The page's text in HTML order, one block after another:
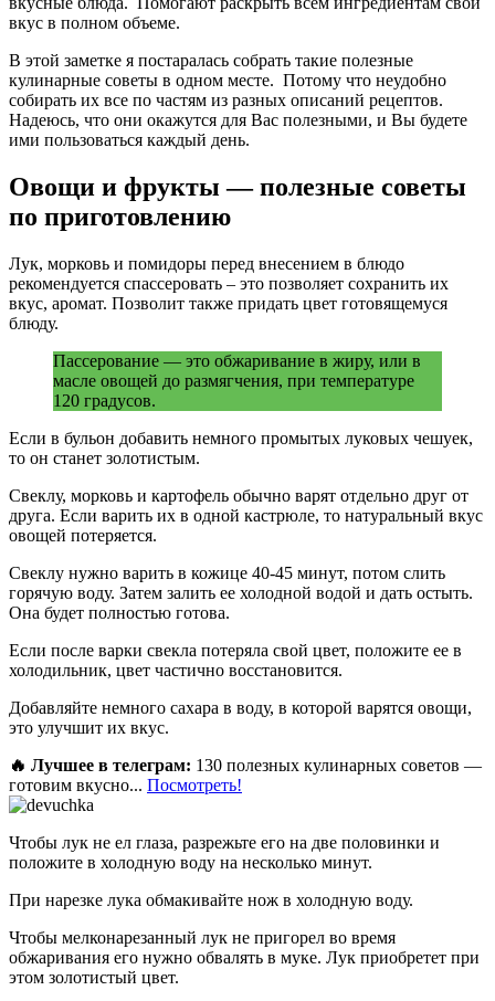
вкус в полном объеме.
В этой заметке я постаралась собрать такие полезные
кулинарные советы в одном месте. Потому что неудобно
собирать их все по частям из разных описаний рецептов.
Надеюсь, что они окажутся для Вас полезными, и Вы будете
ими пользоваться каждый день.
Овощи и фрукты — полезные советы
по приготовлению
Лук, морковь и помидоры перед внесением в блюдо
рекомендуется спассеровать – это позволяет сохранить их
вкус, аромат. Позволит также придать цвет готовящемуся
блюду.
Пассерование — это обжаривание в жиру, или в
масле овощей до размягчения, при температуре
120 градусов.
Если в бульон добавить немного промытых луковых чешуек,
то он станет золотистым.
Свеклу, морковь и картофель обычно варят отдельно друг от
друга. Если варить их в одной кастрюле, то натуральный вкус
овощей потеряется.
Свеклу нужно варить в кожице 40-45 минут, потом слить
горячую воду. Затем залить ее холодной водой и дать остыть.
Она будет полностью готова.
Если после варки свекла потеряла свой цвет, положите ее в
холодильник, цвет частично восстановится.
Добавляйте немного сахара в воду, в которой варятся овощи,
это улучшит их вкус.
🔥 Лучшее в телеграм: 130 полезных кулинарных советов —
готовим вкусно... Посмотреть!
Чтобы лук не ел глаза, разрежьте его на две половинки и
положите в холодную воду на несколько минут.
При нарезке лука обмакивайте нож в холодную воду.
Чтобы мелконарезанный лук не пригорел во время
обжаривания его нужно обвалять в муке. Лук приобретет при
этом золотистый цвет.